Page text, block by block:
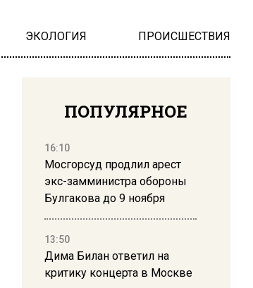
ЭКОЛОГИЯ ПРОИСШЕСТВИЯ
ПОПУЛЯРНОЕ
16:10
Мосгорсуд продлил арест
экс-замминистра обороны
Булгакова до 9 ноября
13:50
Дима Билан ответил на
критику концерта в Москве